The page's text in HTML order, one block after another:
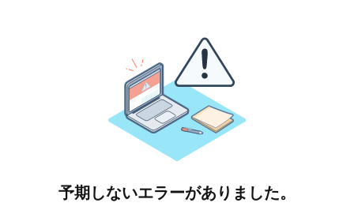
予期しないエラーがありました。